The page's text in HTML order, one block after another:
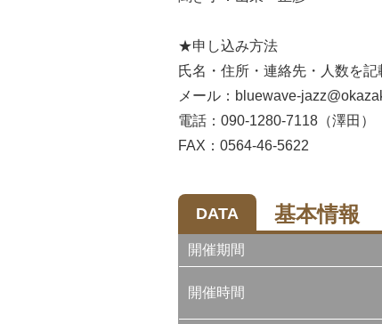
★申し込み方法
氏名・住所・連絡先・人数を
メール：bluewave-
電話：090-1280-7118（澤田）
FAX：0564-46-5622
DATA 基本情報
開催期間
開催時間